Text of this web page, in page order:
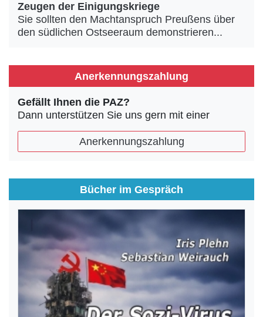
Zeugen der Einigungskriege
Sie sollten den Machtanspruch Preußens über
den südlichen Ostseeraum demonstrieren...
Anerkennungszahlung
Gefällt Ihnen die PAZ?
Dann unterstützen Sie uns gern mit einer
Anerkennungszahlung
Bücher im Gespräch